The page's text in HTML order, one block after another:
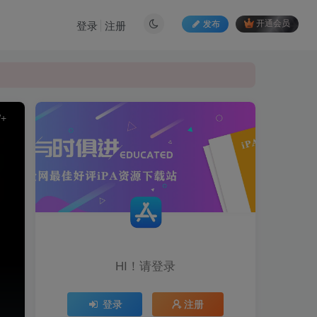
发布 开通会员
登录 注册
HI！请登录
登录 注册